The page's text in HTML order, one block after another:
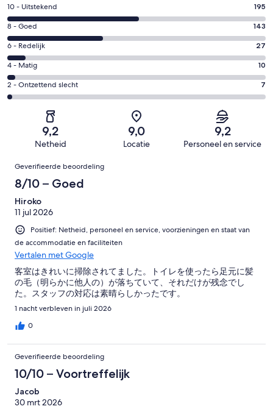
Gastenscore:
10
-
Uitstekend.
195
van
382
beoordelingen
10 - Uitstekend 195
Gastenscore:
8
-
Goed.
143
van
beoordelingen
8 - Goed 143
Gastenscore:
6
-
Redelijk.
27
beoordelingen
6 - Redelijk 27
Gastenscore:
4
-
4 - Matig 10
Gastenscore:
2
Ontzettend
van
beoordelingen
2 - Ontzettend slecht 7
9,2
Netheid
9,0
Locatie
9,2
Personeel en service
Beoordelingen
Geverifieerde beoordeling
8/10 – Goed
Hiroko
11 jul 2026
Positief: Netheid, personeel en service, voorzieningen en staat van
de accommodatie en faciliteiten
Vertalen met Google
客室はきれいに掃除されてました。トイレを使ったら足元に髪
の毛（明らかに他人の）が落ちていて、それだけが残念でし
た。スタッフの対応は素晴らしかったです。
1 nacht verbleven in juli 2026
0
Geverifieerde beoordeling
10/10 – Voortreffelijk
Jacob
30 mrt 2026